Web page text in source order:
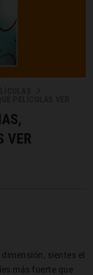
VER
sientes el
más fuerte que